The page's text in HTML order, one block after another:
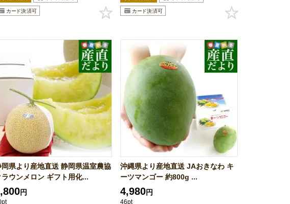
岡県より産地直送 静岡県温室農協
ラウンメロン ギフト用化...
円
沖縄県より産地直送 JAおきなわ キ
ーツマンゴー 約800g ...
4,980円
46pt